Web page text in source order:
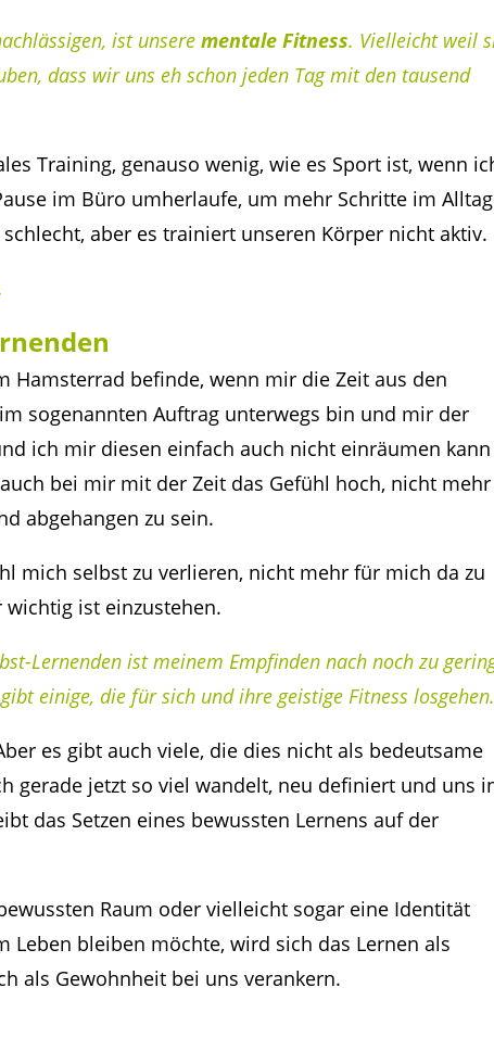
ist unserementale Fitness. Vielleicht weil
dass wir uns eh schon jeden Tag mit den tausend
Training, genauso wenig, wie es Sport ist, wenn
im Büro umherlaufe, um mehr Schritte im Alltag
aber es trainiert unseren Körper nicht aktiv.
Hamsterrad befinde, wenn mir die Zeit aus den
sogenannten Auftrag unterwegs bin und mir der
ich mir diesen einfach auch nicht einräumen kann
bei mir mit der Zeit das Gefühl hoch, nicht mehr
abgehangen zu sein.
mich selbst zu verlieren, nicht mehr für mich da zu
ist einzustehen.
Lernenden ist meinem Empfinden nach noch zu
einige, die für sich und ihre geistige Fitness
es gibt auch viele, die dies nicht als bedeutsame
gerade jetzt so viel wandelt, neu definiert und uns
das Setzen eines bewussten Lernens auf der
Raum oder vielleicht sogar eine Identität
Leben bleiben möchte, wird sich das Lernen als
als Gewohnheit bei uns verankern.